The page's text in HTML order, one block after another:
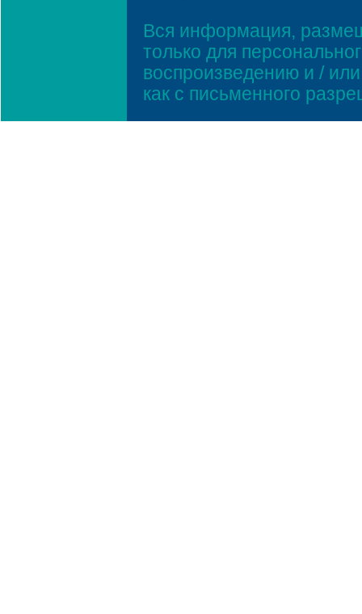
Вся информация,
только для
воспроизведению и /
как с письменного